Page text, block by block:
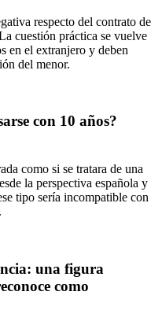
respecto del contrato de
cuestión práctica se vuelve
en el extranjero y deben
del menor.
con 10 años?
como si se tratara de una
la perspectiva española y
tipo sería incompatible con
una figura
como